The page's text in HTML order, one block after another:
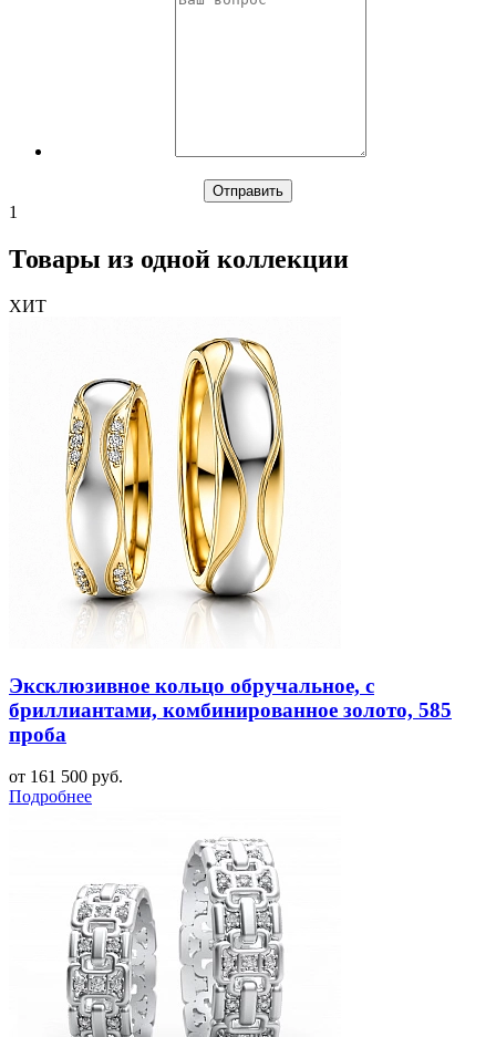
1
Товары из одной коллекции
ХИТ
Эксклюзивное кольцо обручальное, с
бриллиантами, комбинированное золото, 585
проба
от 161 500 руб.
Подробнее